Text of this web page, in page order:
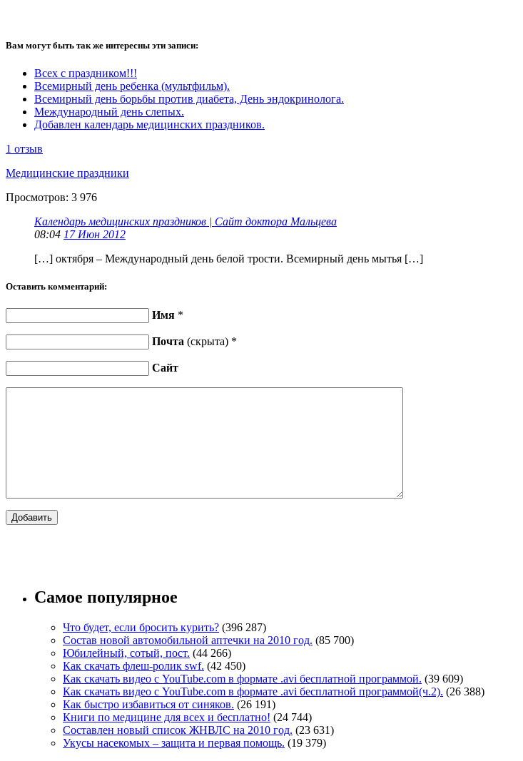
Вам могут быть так же интересны эти записи:
Всех с праздником!!!
Всемирный день ребенка (мультфильм).
Всемирный день борьбы против диабета, День эндокринолога.
Международный день слепых.
Добавлен календарь медицинских праздников.
1 отзыв
Медицинские праздники
Просмотров: 3 976
Календарь медицинских праздников | Сайт доктора Мальцева
08:04 17 Июн 2012
[…] октября – Международный день белой трости. Всемирный день мытья […]
Оставить комментарий:
Имя *
Почта (скрыта) *
Сайт
Самое популярное
Что будет, если бросить курить? (396 287)
Состав новой автомобильной аптечки на 2010 год. (85 700)
Юбилейный, сотый, пост. (44 266)
Как скачать флеш-ролик swf. (42 450)
Как скачать видео с YouTube.com в формате .avi бесплатной программой. (39 609)
Как скачать видео с YouTube.com в формате .avi бесплатной программой(ч.2). (26 388)
Как быстро избавиться от синяков. (26 191)
Книги по медицине для всех и бесплатно! (24 744)
Составлен новый список ЖНВЛС на 2010 год. (23 631)
Укусы насекомых – защита и первая помощь. (19 379)